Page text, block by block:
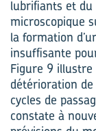
lubrifiants et
microscopique
la formation
insuffisante
Figure 9 illustre
détérioration
cycles de
constate à